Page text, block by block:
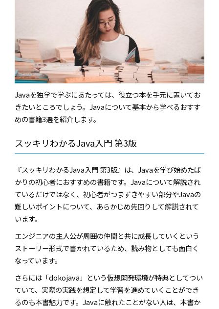
Javaを独学で学ぶにあたっては、役立つ本を手元に置いてお
きたいところでしょう。Javaについて基本から学べるおすす
めの書籍3選を紹介します。
スッキリわかるJava入門 第3版
『スッキリわかるJava入門 第3版』は、Javaを学び始めたば
かりの初心者におすすめの書籍です。Javaについて解説され
ているだけではなく、初心者がつまずきやすい部分やJavaの
難しいポイントについて、あらかじめ先回りして解説されて
います。
エンジニアの主人公が周囲の仲間と共に成長していくという
ストーリー形式で書かれているため、読み物としても面白く
なっています。
さらには「dokojava」という仮想開発環境が特典としてつい
ていて、実際の実践を想定して学習を進めていくことができ
るのも本書魅力です。Javaに触れたことがない人は、本書か